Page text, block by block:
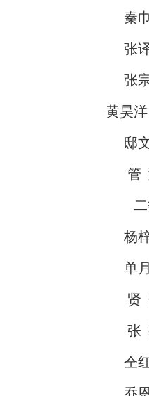
秦
张
张
黄昊洋
邸
管
二等
杨
单
贤
张
仝